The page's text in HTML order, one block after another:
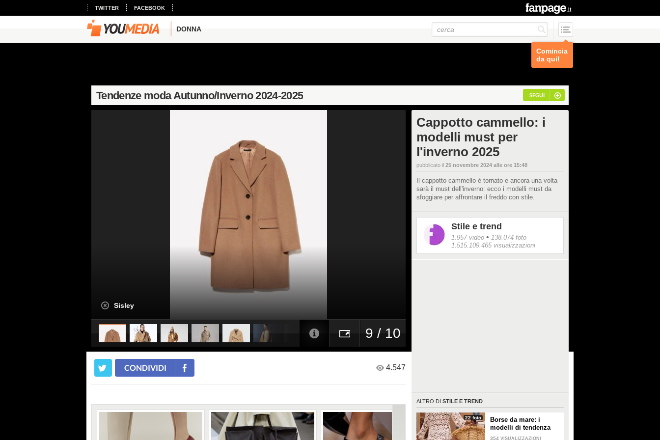
TWITTER FACEBOOK
DONNA
Comincia
da qui!
Tendenze moda Autunno/Inverno 2024-2025 SEGUI
Sisley
9 / 10
Cappotto cammello: i
modelli must per
l'inverno 2025
pubblicato il 25 novembre 2024 alle ore 15:48
Il cappotto cammello è tornato e ancora una volta
sarà il must dell'inverno: ecco i modelli must da
sfoggiare per affrontare il freddo con stile.
Stile e trend
1.957 video • 138.074 foto
1.515.109.465 visualizzazioni
ALTRO DI STILE E TREND
22 foto
Borse da mare: i
modelli di tendenza
per l'estate 2026
354 VISUALIZZAZIONI
CONDIVIDI 4.547